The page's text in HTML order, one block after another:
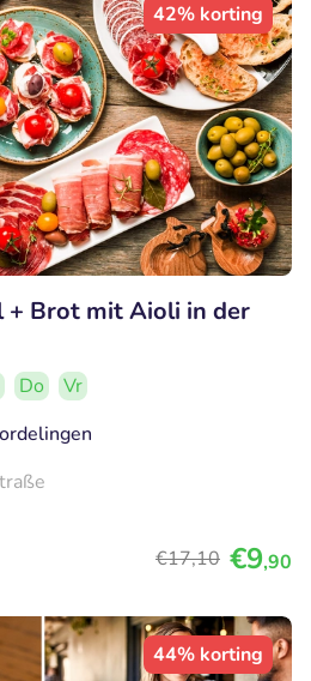
42% korting
+ Brot mit Aioli in der
Do
Vr
€17,10 €9,90
44% korting